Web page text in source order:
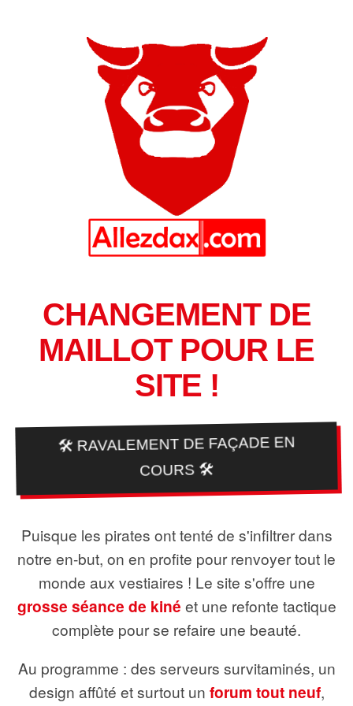
CHANGEMENT DE
MAILLOT POUR LE
SITE !
🛠️ RAVALEMENT DE FAÇADE EN
COURS 🛠️
Puisque les pirates ont tenté de s'infiltrer dans
notre en-but, on en profite pour renvoyer tout le
monde aux vestiaires ! Le site s'offre une
grosse séance de kiné et une refonte tactique
complète pour se refaire une beauté.
Au programme : des serveurs survitaminés, un
design affûté et surtout un forum tout neuf,